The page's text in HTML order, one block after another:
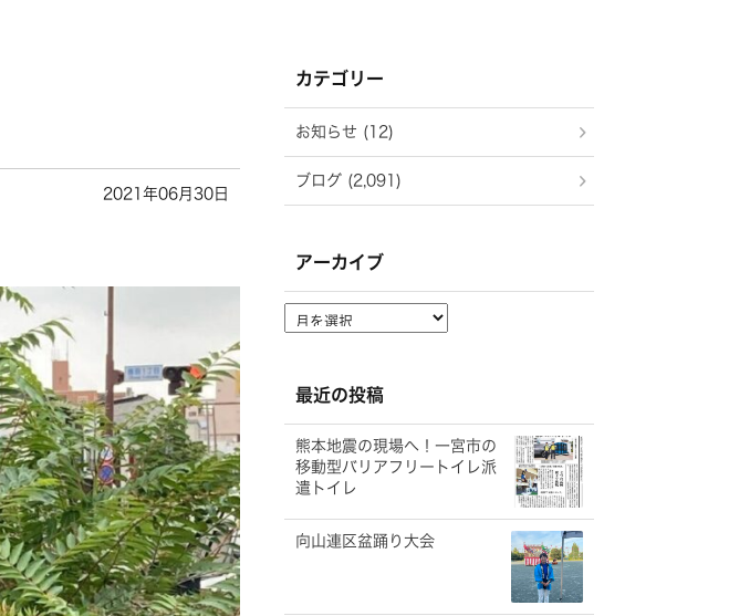
2021年06月30日
カテゴリー
お知らせ (12)
ブログ (2,091)
アーカイブ
ア
ー
ブ
最近の投稿
熊本地震の現場へ！一宮市の
移動型バリアフリートイレ派
遣トイレ
向山連区盆踊り大会